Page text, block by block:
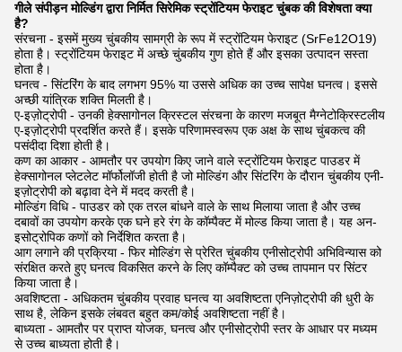
गीले संपीड़न मोल्डिंग द्वारा निर्मित सिरेमिक स्ट्रोंटियम फेराइट चुंबक की विशेषता क्या
है?
संरचना - इसमें मुख्य चुंबकीय सामग्री के रूप में स्ट्रोंटियम फेराइट (SrFe12O19)
होता है। स्ट्रोंटियम फेराइट में अच्छे चुंबकीय गुण होते हैं और इसका उत्पादन सस्ता
होता है।
घनत्व - सिंटरिंग के बाद लगभग 95% या उससे अधिक का उच्च सापेक्ष घनत्व। इससे
अच्छी यांत्रिक शक्ति मिलती है।
ए-इज़ोट्रोपी - उनकी हेक्सागोनल क्रिस्टल संरचना के कारण मजबूत मैग्नेटोक्रिस्टलीय
ए-इज़ोट्रोपी प्रदर्शित करते हैं। इसके परिणामस्वरूप एक अक्ष के साथ चुंबकत्व की
पसंदीदा दिशा होती है।
कण का आकार - आमतौर पर उपयोग किए जाने वाले स्ट्रोंटियम फेराइट पाउडर में
हेक्सागोनल प्लेटलेट मॉर्फोलॉजी होती है जो मोल्डिंग और सिंटरिंग के दौरान चुंबकीय एनी-
इज़ोट्रोपी को बढ़ावा देने में मदद करती है।
मोल्डिंग विधि - पाउडर को एक तरल बांधने वाले के साथ मिलाया जाता है और उच्च
दबावों का उपयोग करके एक घने हरे रंग के कॉम्पैक्ट में मोल्ड किया जाता है। यह अन-
इसोट्रोपिक कणों को निर्देशित करता है।
आग लगाने की प्रक्रिया - फिर मोल्डिंग से प्रेरित चुंबकीय एनीसोट्रोपी अभिविन्यास को
संरक्षित करते हुए घनत्व विकसित करने के लिए कॉम्पैक्ट को उच्च तापमान पर सिंटर
किया जाता है।
अवशिष्टता - अधिकतम चुंबकीय प्रवाह घनत्व या अवशिष्टता एनिज़ोट्रोपी की धुरी के
साथ है, लेकिन इसके लंबवत बहुत कम/कोई अवशिष्टता नहीं है।
बाध्यता - आमतौर पर प्राप्त योजक, घनत्व और एनीसोट्रोपी स्तर के आधार पर मध्यम
से उच्च बाध्यता होती है।